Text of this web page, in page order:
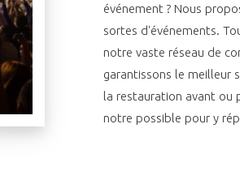
événement ? Nous
sortes d'événements.
notre vaste réseau de
garantissons le meilleur
la restauration avant ou
notre possible pour y